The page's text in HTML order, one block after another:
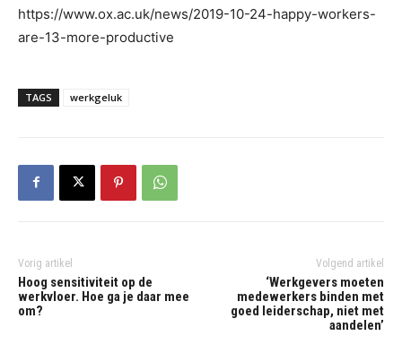
https://www.ox.ac.uk/news/2019-10-24-happy-workers-
are-13-more-productive
TAGS werkgeluk
Vorig artikel
Hoog sensitiviteit op de
werkvloer. Hoe ga je daar mee
om?
Volgend artikel
‘Werkgevers moeten
medewerkers binden met
goed leiderschap, niet met
aandelen’